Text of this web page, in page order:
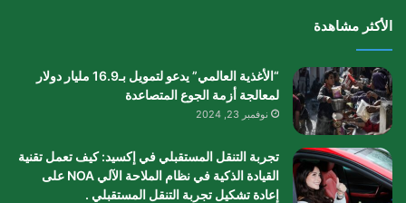
الأكثر مشاهدة
“الأغذية العالمي” يدعو لتمويل بـ16.9 مليار دولار
لمعالجة أزمة الجوع المتصاعدة
نوفمبر 23, 2024
تجربة التنقل المستقبلي في إكسيد: كيف تعمل تقنية
القيادة الذكية في نظام الملاحة الآلي NOA على
إعادة تشكيل تجربة التنقل المستقبلي .